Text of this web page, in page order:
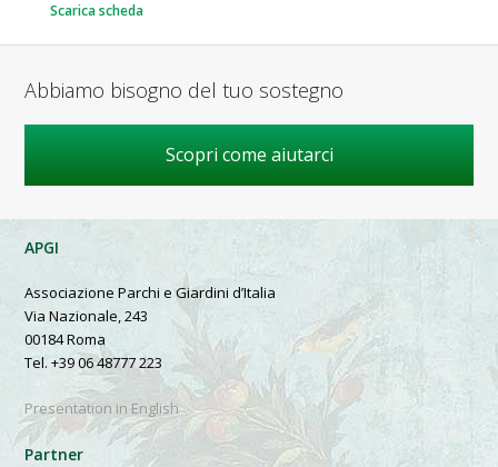
Scarica scheda
Abbiamo bisogno del tuo sostegno
Scopri come aiutarci
APGI
Associazione Parchi e Giardini d’Italia
Via Nazionale, 243
00184 Roma
Tel. +39 06 48777 223
Presentation in English
Partner